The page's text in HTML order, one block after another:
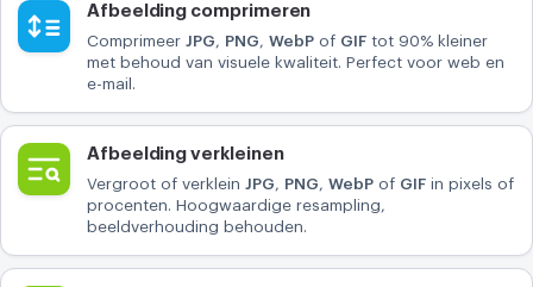
CONVERTEREN
Converteren
OVERIGE
JPG naar PDF
Afbeelding comprimeren
Comprimeer JPG, PNG, WebP of GIF tot 90% kleiner
met behoud van visuele kwaliteit. Perfect voor web en
e-mail.
Afbeelding verkleinen
Vergroot of verklein JPG, PNG, WebP of GIF in pixels of
procenten. Hoogwaardige resampling,
beeldverhouding behouden.